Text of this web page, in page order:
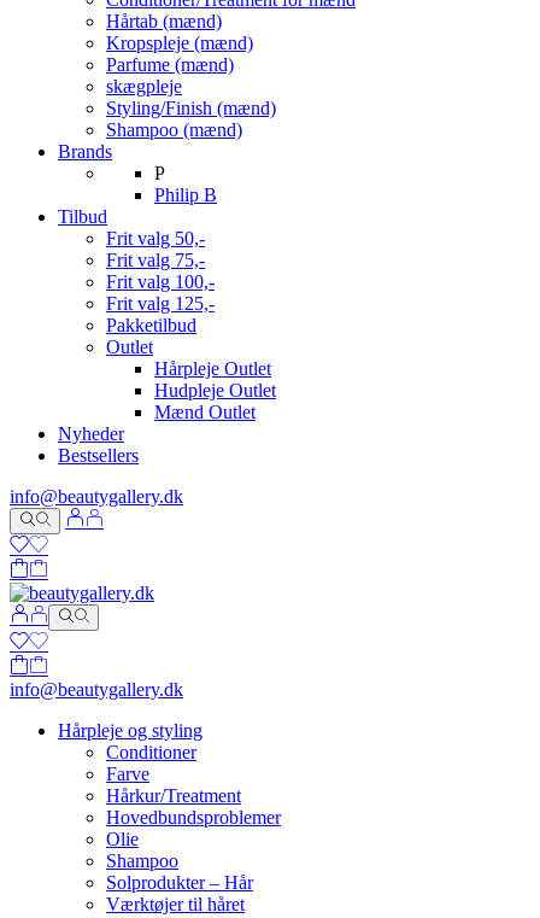
Hårtab (mænd)
Kropspleje (mænd)
Parfume (mænd)
skægpleje
Styling/Finish (mænd)
Shampoo (mænd)
Brands
P
Philip B
Tilbud
Frit valg 50,-
Frit valg 75,-
Frit valg 100,-
Frit valg 125,-
Pakketilbud
Outlet
Hårpleje Outlet
Hudpleje Outlet
Mænd Outlet
Nyheder
Bestsellers
info@beautygallery.dk
info@beautygallery.dk
Hårpleje og styling
Conditioner
Farve
Hårkur/Treatment
Hovedbundsproblemer
Olie
Shampoo
Solprodukter – Hår
Værktøjer til håret